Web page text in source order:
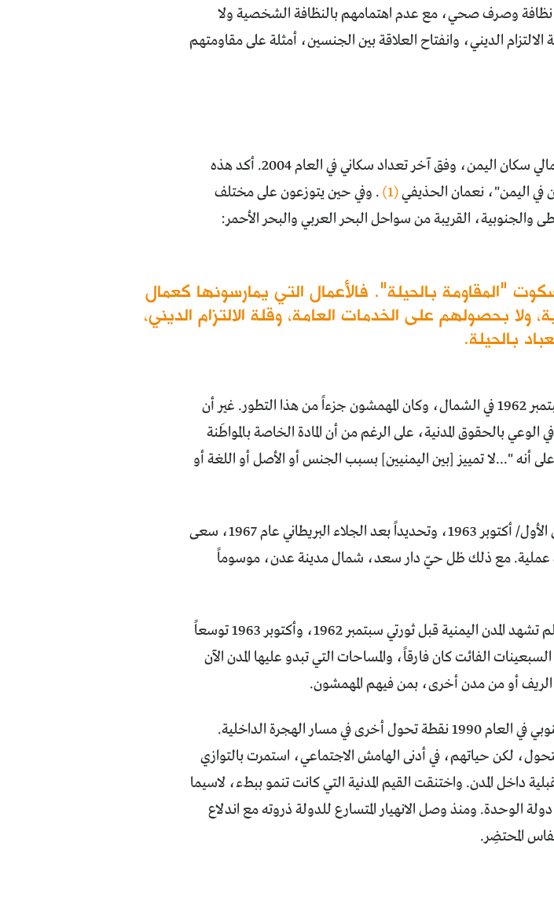
نظافة وصرف صحي، مع عدم اهتمامهم بالنظافة الشخصية ولا
الديني، وانفتاح العلاقة بين الجنسين، أمثلة على مقاومتهم
يشكل المهمّشون ما نسبته 12 في المئة من إجمالي سكان اليمن، وفق آخر تعداد سكاني في العام 2004. أكد هذه
في اليمن"، نعمان الحذيفي(1)
. وفي حين يتوزعون على مختلف
والجنوبية، القريبة من سواحل البحر العربي والبحر الأحمر:
بالحيلة". فالأعمال التي يمارسونها كعمال
بحصولهم على الخدمات العامة، وقلة الالتزام الديني،
بالحيلة.
تطورت الهجرة الداخلية بعد ثورة أيلول/ سبتمبر 1962 في الشمال، وكان المهمشون جزءاً من هذا التطور. غير أن
الوعي بالحقوق المدنية، على الرغم من أن المادة الخاصة بالمواطَنة
أنه "...لا تمييز [بين اليمنيين] بسبب الجنس أو الأصل أو اللغة أو
في الجنوب يختلف الأمر، إذ بعد ثورة تشرين الأول/ أكتوبر 1963، وتحديداً بعد الجلاء البريطاني عام 1967، سعى
عملية. مع ذلك ظل حيّ دار سعد، شمال مدينة عدن، موسوماً
باستثناء عدن التي كانت محمية بريطانية، لم تشهد المدن اليمنية قبل ثورتي سبتمبر 1962، وأكتوبر 1963 توسعاً
الفائت كان فارقاً، والمساحات التي تبدو عليها المدن الآن
الريف أو من مدن أخرى، بمن فيهم المهمشون.
شكّلت الوحدة بين الشطرين الشمالي والجنوبي في العام 1990 نقطة تحول أخرى في مسار الهجرة الداخلية.
لكن حياتهم، في أدنى الهامش الاجتماعي، استمرت بالتوازي
داخل المدن. واختنقت القيم المدنية التي كانت تنمو ببطء، لاسيما
الوحدة. ومنذ وصل الانهيار المتسارع للدولة ذروته مع اندلاع
المحتضِر.